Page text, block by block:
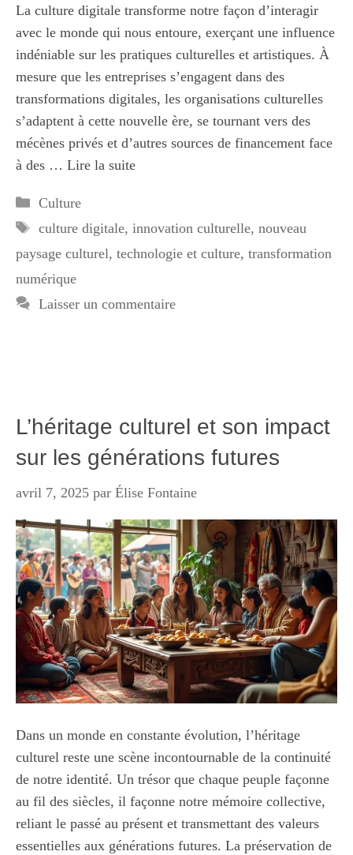
La culture digitale transforme notre façon d’interagir
avec le monde qui nous entoure, exerçant une influence
indéniable sur les pratiques culturelles et artistiques. À
mesure que les entreprises s’engagent dans des
transformations digitales, les organisations culturelles
s’adaptent à cette nouvelle ère, se tournant vers des
mécènes privés et d’autres sources de financement face
à des … Lire la suite
Catégories
Culture
Étiquettes
culture digitale, innovation culturelle, nouveau
paysage culturel, technologie et culture, transformation
numérique
Laisser un commentaire
L’héritage culturel et son impact
sur les générations futures
avril 7, 2025 par Élise Fontaine
Dans un monde en constante évolution, l’héritage
culturel reste une scène incontournable de la continuité
de notre identité. Un trésor que chaque peuple façonne
au fil des siècles, il façonne notre mémoire collective,
reliant le passé au présent et transmettant des valeurs
essentielles aux générations futures. La préservation de